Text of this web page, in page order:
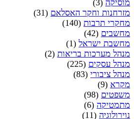
מוסיקה (3)
מזרחנות וחקר האסלאם (31)
מחקרי תרבות (140)
מחשבים (42)
מחשבת ישראל (1)
מנהל מערכות בריאות (2)
מנהל עסקים (225)
מנהל ציבורי (83)
מקרא (9)
משפטים (98)
מתמטיקה (6)
נוירולוגיה (11)